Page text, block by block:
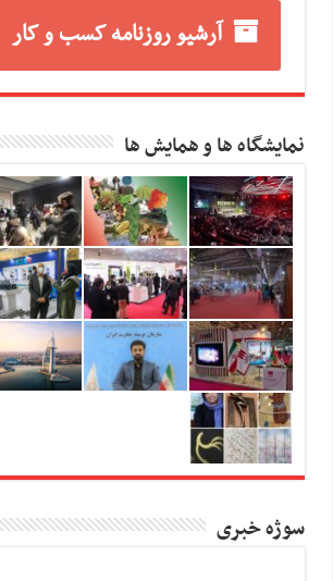
آرشیو روزنامه کسب و کار
نمایشگاه ها و همایش ها
سوژه خبری